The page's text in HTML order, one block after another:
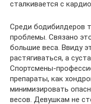
сталкивается с
Среди бодибилдеров
проблемы. Связано
большие веса. Ввиду
растягиваться, а
Спортсмены-
препараты, как
минимизировать
весов. Девушкам не